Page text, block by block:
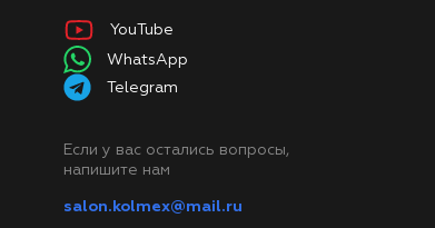
YouTube
WhatsApp
Telegram
Если у вас остались вопросы,
напишите нам
salon.kolmex@mail.ru